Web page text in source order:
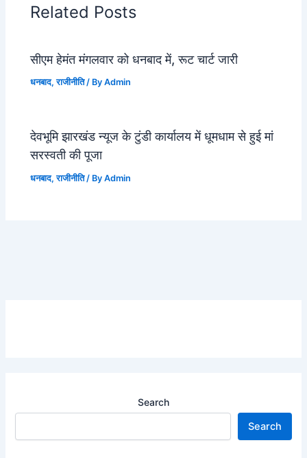
Related Posts
सीएम हेमंत मंगलवार को धनबाद में, रूट चार्ट जारी
धनबाद,राजीनीति/ ByAdmin
देवभूमि झारखंड न्यूज के टुंडी कार्यालय में धूमधाम से हुई मां
सरस्वती की पूजा
धनबाद,राजीनीति/ ByAdmin
Search
Search